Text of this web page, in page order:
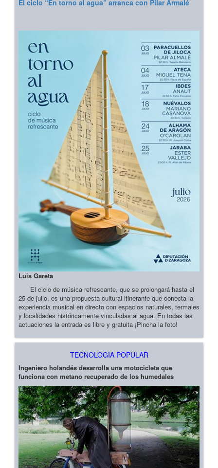
El ciclo “En torno al agua” arranca con Pilar Armalé
Luis Gareta
El ciclo de música refrescante, que se prolongará hasta el
25 de julio, es una propuesta cultural itinerante que conecta la
experiencia musical en directo con espacios naturales, termales
y localidades históricamente vinculadas al agua. En todas las
actuaciones la entrada es libre y gratuita ¡Pincha la foto!
TECNOLOGIA POPULAR
Ingeniero holandés desarrolla una motocicleta que
funciona con metano recuperado de los humedales